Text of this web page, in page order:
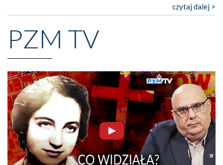
czytaj dalej >
PZM TV